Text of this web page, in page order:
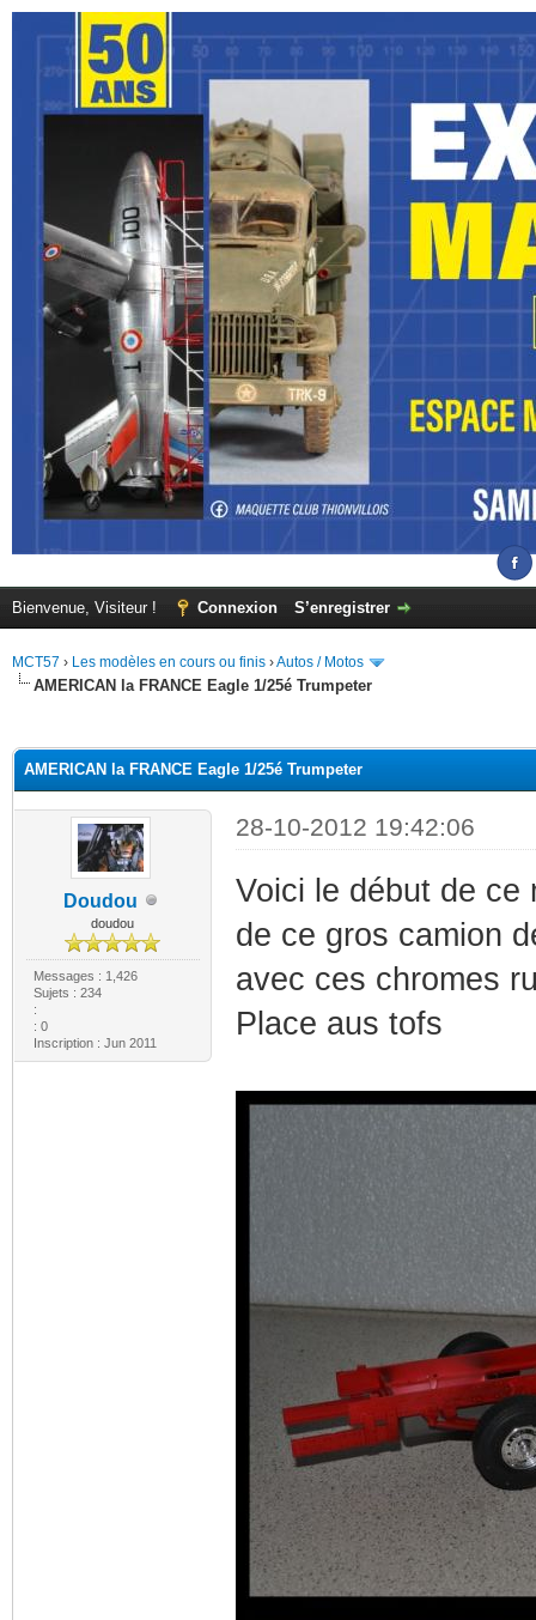
Bienvenue, Visiteur ! Connexion S’enregistrer
MCT57 › Les modèles en cours ou finis ›Autos / Motos
AMERICAN la FRANCE Eagle 1/25é Trumpeter
AMERICAN la FRANCE Eagle 1/25é Trumpeter
Doudou
doudou
Messages : 1,426
Sujets : 234
:
: 0
Inscription : Jun 2011
28-10-2012 19:42:06
Voici le début de ce
de ce gros camion
avec ces chromes
Place aus tofs